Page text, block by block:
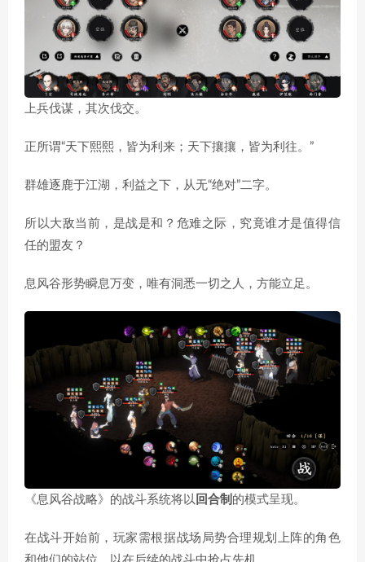
上兵伐谋，其次伐交。
正所谓“天下熙熙，皆为利来；天下攘攘，皆为利往。”
群雄逐鹿于江湖，利益之下，从无“绝对”二字。
所以大敌当前，是战是和？危难之际，究竟谁才是值得信
任的盟友？
息风谷形势瞬息万变，唯有洞悉一切之人，方能立足。
《息风谷战略》的战斗系统将以 回合制 的模式呈现。
在战斗开始前，玩家需根据战场局势合理规划上阵的角色